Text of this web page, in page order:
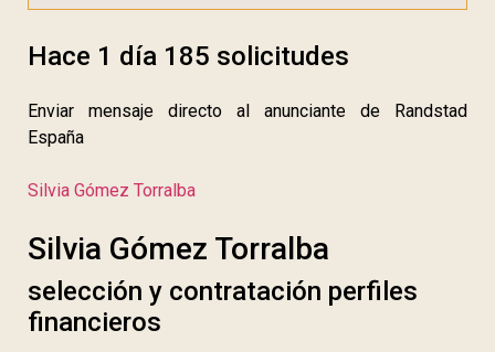
Hace 1 día 185 solicitudes
Enviar mensaje directo al anunciante de Randstad
España
Silvia Gómez Torralba
Silvia Gómez Torralba
selección y contratación perfiles
financieros